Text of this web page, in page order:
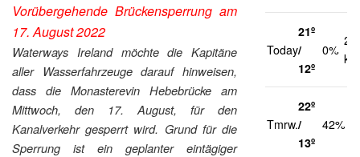
Vorübergehende Brückensperrung am
17. August 2022
Waterways Ireland möchte die Kapitäne
aller Wasserfahrzeuge darauf hinweisen,
dass die Monasterevin Hebebrücke am
Mittwoch, den 17. August, für den
Kanalverkehr gesperrt wird. Grund für die
Sperrung ist ein geplanter eintägiger
Today
21º
/
12º
0%
21
Tmrw.
22º
/
13º
42%